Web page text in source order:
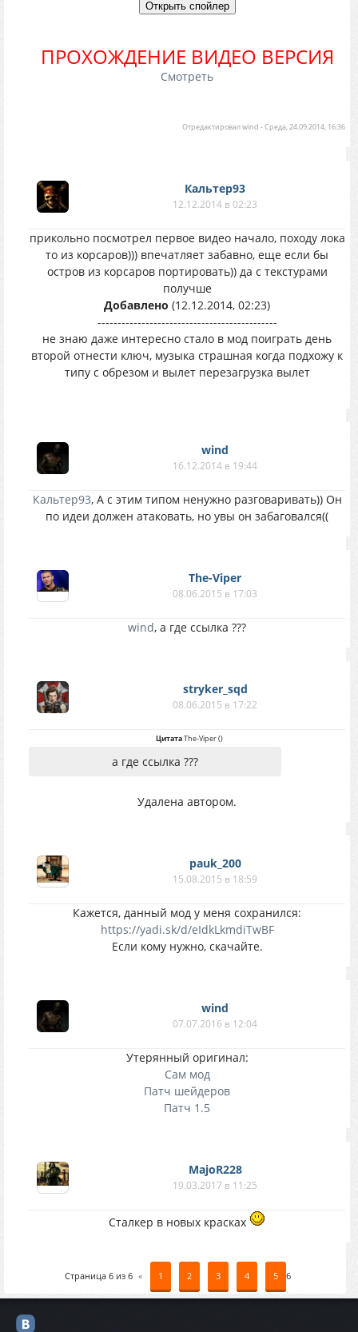
ПРОХОЖДЕНИЕ ВИДЕО ВЕРСИЯ
Смотреть
Отредактировалwind -Среда, 24.09.2014, 16:36
Кальтер93
12.12.2014 в 02:23
прикольно посмотрел первое видео начало, походу лока
то из корсаров))) впечатляет забавно, еще если бы
остров из корсаров портировать)) да с текстурами
получше
Добавлено (12.12.2014, 02:23)
---------------------------------------------
не знаю даже интересно стало в мод поиграть день
второй отнести ключ, музыка страшная когда подхожу к
типу с обрезом и вылет перезагрузка вылет
wind
16.12.2014 в 19:44
Кальтер93, А с этим типом ненужно разговаривать)) Он
по идеи должен атаковать, но увы он забаговался((
The-Viper
08.06.2015 в 17:03
wind, а где ссылка ???
stryker_sqd
08.06.2015 в 17:22
ЦитатаThe-Viper()
а где ссылка ???
Удалена автором.
pauk_200
15.08.2015 в 18:59
Кажется, данный мод у меня сохранился:
https://yadi.sk/d/eIdkLkmdiTwBF
Если кому нужно, скачайте.
wind
07.07.2016 в 12:04
Утерянный оригинал:
Сам мод
Патч шейдеров
Патч 1.5
MajoR228
19.03.2017 в 11:25
Сталкер в новых красках
Страница 6 из 6 « 1 2 3 4 5 6